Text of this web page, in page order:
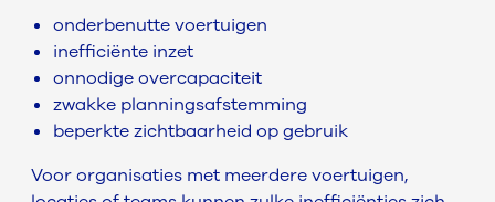
onderbenutte voertuigen
inefficiënte inzet
onnodige overcapaciteit
zwakke planningsafstemming
beperkte zichtbaarheid op gebruik
Voor organisaties met meerdere voertuigen,